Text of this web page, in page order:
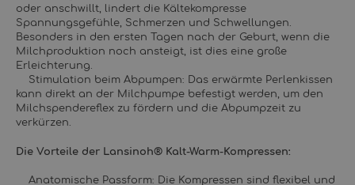
oder anschwillt, lindert die Kältekompresse
Spannungsgefühle, Schmerzen und Schwellungen.
Besonders in den ersten Tagen nach der Geburt, wenn die
Milchproduktion noch ansteigt, ist dies eine große
Erleichterung.
Stimulation beim Abpumpen: Das erwärmte Perlenkissen
kann direkt an der Milchpumpe befestigt werden, um den
Milchspendereflex zu fördern und die Abpumpzeit zu
verkürzen.
Die Vorteile der Lansinoh® Kalt-Warm-Kompressen:
Anatomische Passform: Die Kompressen sind flexibel und